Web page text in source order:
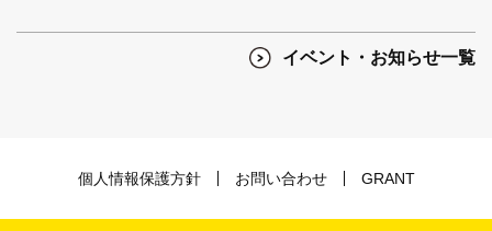
イベント・お知らせ一覧
個人情報保護方針 お問い合わせ GRANT